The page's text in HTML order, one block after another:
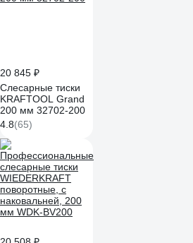
20 845 ₽
Слесарные тиски
KRAFTOOL Grand
200 мм 32702-200
4.8(65)